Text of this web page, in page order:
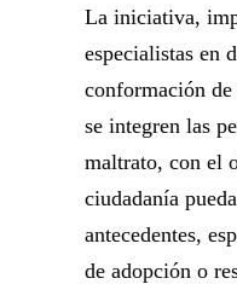
La iniciativa,
especialistas en
conformación
se integren las
maltrato, con el
ciudadanía
antecedentes,
de adopción o